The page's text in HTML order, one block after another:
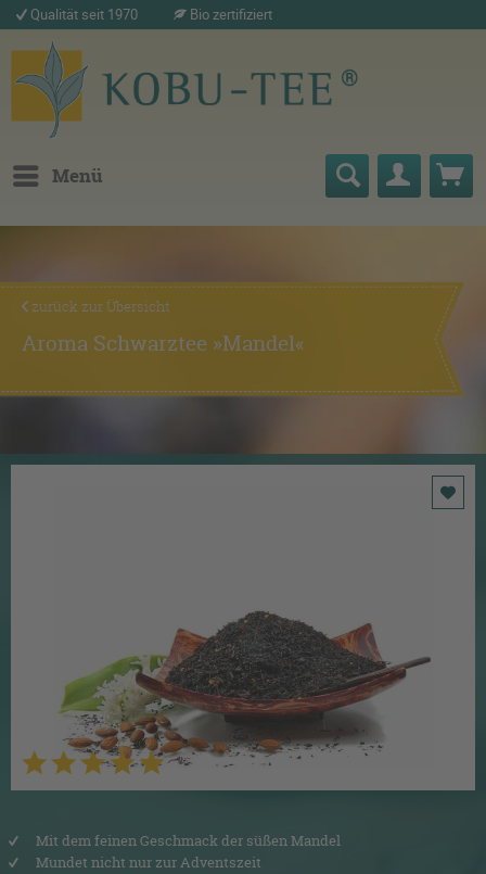
Qualität seit 1970 Bio zertifiziert
Menü
zurück zur Übersicht
Aroma Schwarztee »Mandel«
Mit dem feinen Geschmack der süßen Mandel
Mundet nicht nur zur Adventszeit